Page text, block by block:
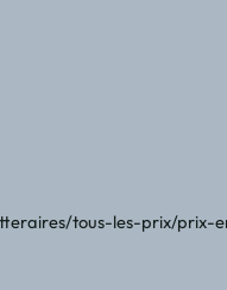
tous-les-prix/prix-